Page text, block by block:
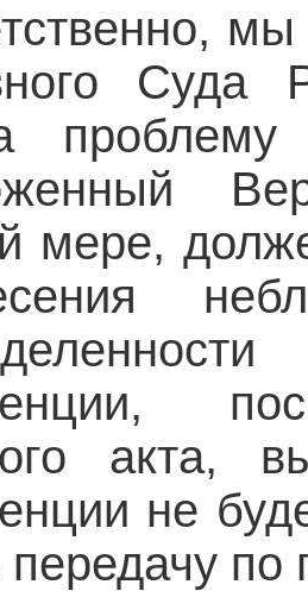
мы
Суда
проблему
мере,
акта,
не
по